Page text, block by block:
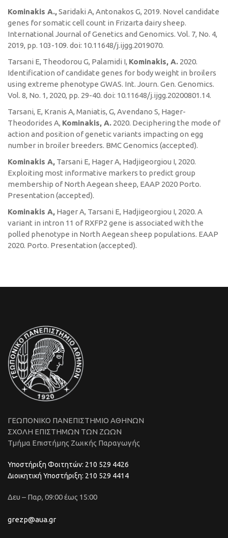
Kominakis A.,Saridaki A, Antonakos G, 2019. Novel candidate
genes for somatic cell count in Frizarta dairy sheep.
International Journal of Genetics and Genomics. Vol. 7, No. 4,
2019, pp. 103-109. doi: 10.11648/j.ijgg.2019070.
Tarsani E, Theodorou G, Palamidi I, Kominakis, A. 2020.
Identification of candidate genes for body weight in broilers
using extreme phenotype GWAS. Int. Journ. Gen. Genomics.
Vol. 8, No. 1, 2020, pp. 29-40. doi: 10.11648/j.ijgg.20200801.14.
Tarsani, E, Kranis A, Maniatis, G, Avendano S, Hager-
Theodorides A, Kominakis, A. 2020. Deciphering the mode of
action and position of genetic variants impacting on egg
number in broiler breeders. BMC Genomics (accepted).
Kominakis A, Tarsani E, Hager A, Hadjigeorgiou I, 2020.
Exploiting most informative markers to predict group
membership of North Aegean sheep, EAAP 2020 Porto.
Presentation (accepted).
Kominakis A, Hager A, Tarsani E, Hadjigeorgiou I, 2020. A
variant in intron 11 of RXFP2 gene is associated with the
polled phenotype in North Aegean sheep populations. EAAP
2020. Porto. Presentation (accepted).
ΓΕΩΠΟΝΙΚΟ ΠΑΝΕΠΙΣΤΗΜΙΟ ΑΘΗΝΩΝ
ΣΧΟΛΗ ΕΠΙΣΤΗΜΩΝ ΤΩΝ ΖΩΩΝ
Τμήμα Επιστήμης Ζωικής Παραγωγής
Υποστήριξη Φοιτητών: 210 529 4426
Διοικητική Υποστήριξη: 210 529 4414
Δευ – Παρ, 09:00 έως 15:00
grezp@aua.gr